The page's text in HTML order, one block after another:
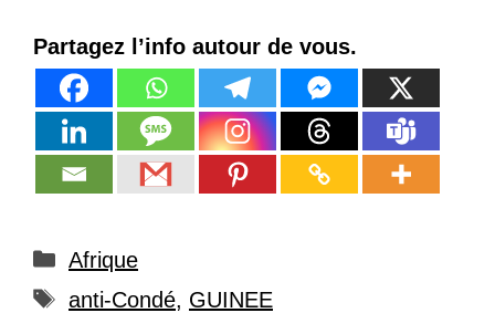
Partagez l’info autour de vous.
Catégories
Afrique
Étiquettes
anti-Condé, GUINEE